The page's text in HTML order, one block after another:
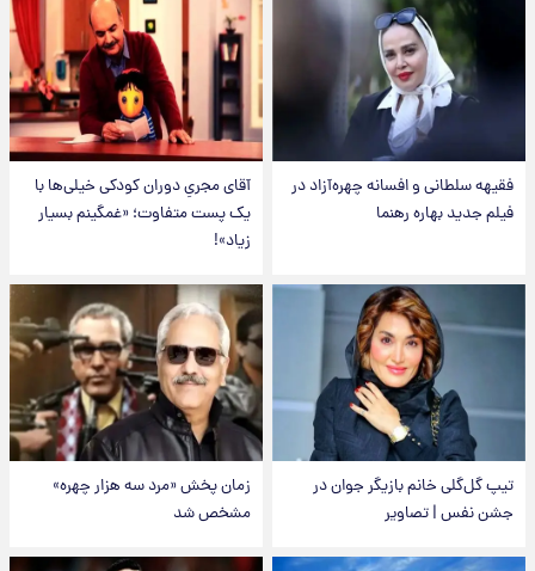
فقیهه سلطانی و افسانه چهره‌آزاد در
فیلم جدید بهاره رهنما
آقای مجریِ دوران کودکی خیلی‌ها با
یک پست متفاوت؛ «غمگینم بسیار
زیاد»!
تیپ گل‌گلی خانم بازیگر جوان در
جشن نفس | تصاویر
زمان پخش «مرد سه هزار چهره»
مشخص شد